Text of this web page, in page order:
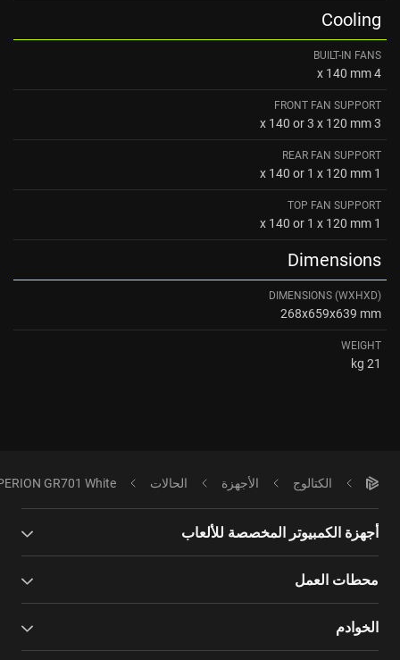
Cooling
BUILT-IN FANS
4 x 140 mm
FRONT FAN SUPPORT
3 x 140 or 3 x 120 mm
REAR FAN SUPPORT
1 x 140 or 1 x 120 mm
TOP FAN SUPPORT
1 x 140 or 1 x 120 mm
Dimensions
DIMENSIONS (WXHXD)
268x659x639 mm
WEIGHT
21 kg
الكتالوج الأجهزة الحالات GR701 White
أجهزة الكمبيوتر المخصصة للألعاب
محطات العمل
الخوادم